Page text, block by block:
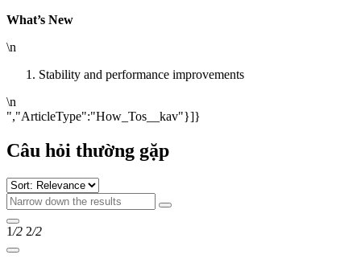
What’s New
\n
Stability and performance improvements
\n
","ArticleType":"How_Tos__kav"}]}
Câu hỏi thường gặp
1/2 2/2